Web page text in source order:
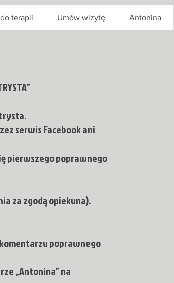
terapii Umów wizytę Antonina
serwis Facebook ani
pierwszego poprawnego
za zgodą opiekuna).
poprawnego
„Antonina” na